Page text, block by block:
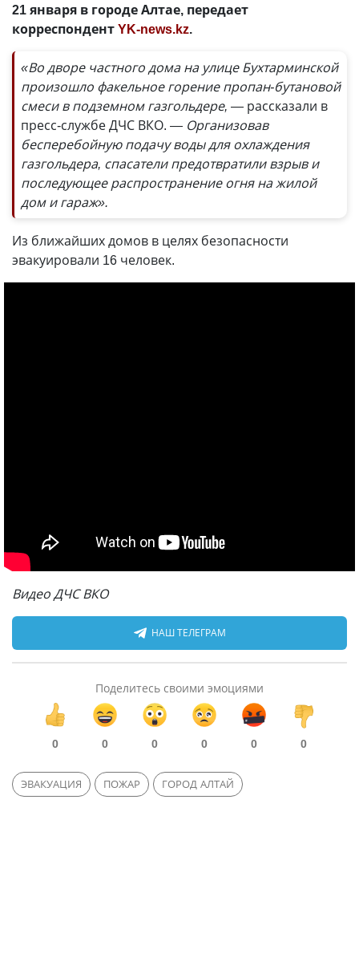
21 января в городе Алтае, передает
корреспондентYK-news.kz.
«Во дворе частного дома на улице Бухтарминской
произошло факельное горение пропан-бутановой
смеси в подземном газгольдере, — рассказали в
пресс-службе ДЧС ВКО. — Организовав
бесперебойную подачу воды для охлаждения
газгольдера, спасатели предотвратили взрыв и
последующее распространение огня на жилой
дом и гараж».
Из ближайших домов в целях безопасности
эвакуировали 16 человек.
Видео ДЧС ВКО
НАШ ТЕЛЕГРАМ
Поделитесь своими эмоциями
0 0 0 0 0 0
ЭВАКУАЦИЯ ПОЖАР ГОРОД АЛТАЙ